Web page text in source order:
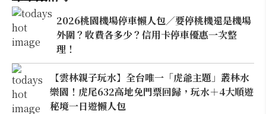
2026桃園機場停車懶人包／要停桃機還是機場
外圍？收費各多少？信用卡停車優惠一次整
理！
【雲林親子玩水】全台唯一「虎爺主題」叢林水
樂園！虎尾632高地免門票回歸，玩水＋4大順遊
秘境一日遊懶人包